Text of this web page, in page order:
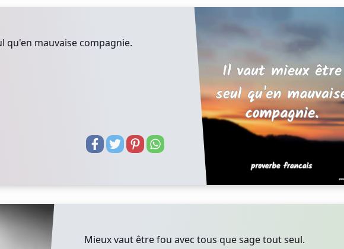
qu'en mauvaise compagnie.
Mieux vaut être fou avec tous que sage tout seul.